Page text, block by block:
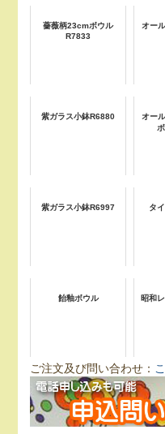
薔薇柄23cmボウル
R7833
オー
紫ガラス小鉢R6880
オー
紫ガラス小鉢R6997 タ
飴釉ボウル 昭和
ご注文及び問い合わせ：